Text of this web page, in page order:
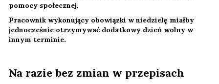
pomocy społecznej.
Pracownik wykonujący obowiązki w niedzielę miałby
jednocześnie otrzymywać dodatkowy dzień wolny w
innym terminie.
Na razie bez zmian w przepisach